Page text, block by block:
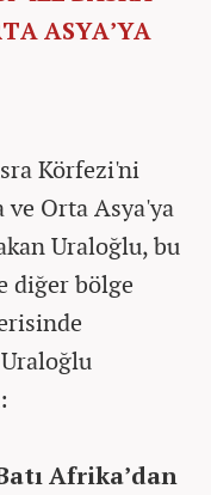
ASYA’YA
Körfezi'ni
Orta Asya'ya
Uraloğlu, bu
diğer bölge
Afrika’dan